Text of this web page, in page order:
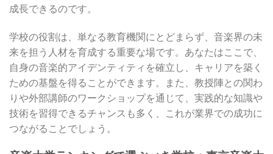
成長できるのです。
学校の役割は、単なる教育機関にとどまらず、音楽界の未
来を担う人材を育成する重要な場です。あなたはここで、
自身の音楽的アイデンティティを確立し、キャリアを築く
ための基盤を得ることができます。また、教授陣との関わ
りや外部講師のワークショップを通じて、実践的な知識や
技術を習得できるチャンスも多く、これが業界での成功に
つながることでしょう。